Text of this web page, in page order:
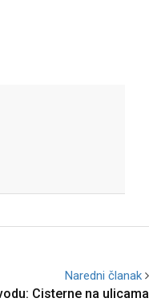
Naredni članak
Cisterne na ulicama